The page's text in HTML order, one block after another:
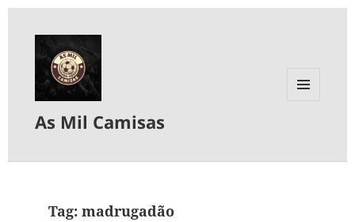
As Mil Camisas
Tag:madrugadão